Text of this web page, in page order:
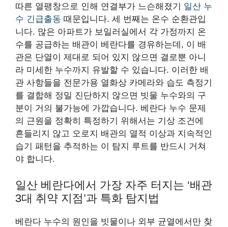
따른 열팽창으로 인해 연결부가 느슨해졌기 일산 누
수 긴급출동 때문입니다. 세 번째는 온수 순환관입
니다. 많은 아파트가 보일러실에서 각 가정까지 온
수를 공급하는 배관이 베란다를 경유하는데, 이 배
관은 단열이 제대로 되어 있지 않으면 결로뿐 아니
라 미세한 누수까지 유발할 수 있습니다. 이러한 배
관 사항들을 전문가용 열화상 카메라와 습도 측정기
를 결합해 정밀 진단하지 않으면 빗물 누수와의 구
분이 거의 불가능에 가깝습니다. 베란다 누수 문제
의 근원을 정확히 특정하기 위해서는 기상 조건에
흔들리지 않고 오로지 배관의 열적 이상과 지속적인
습기 패턴을 추적하는 이 탐지 루트를 반드시 거쳐
야 합니다.
일산 베란다에서 가장 자주 터지는 ‘배관
3대 취약 지점’과 특화 탐지법
베란다 누수의 원인을 빗물이나 외부 균열에서만 찾